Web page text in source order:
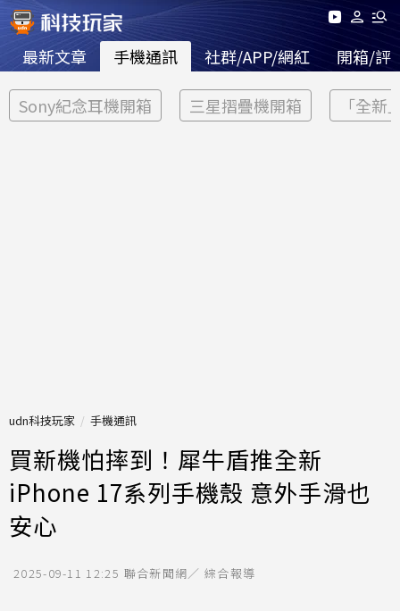
最新文章 手機通訊 社群/APP/網紅 開箱/評
Sony紀念耳機開箱 三星摺疊機開箱 「全新
udn科技玩家 手機通訊
買新機怕摔到！犀牛盾推全新
iPhone 17系列手機殼 意外手滑也
安心
2025-09-11 12:25 聯合新聞網／ 綜合報導